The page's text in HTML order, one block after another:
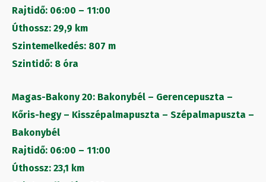
Rajtidő: 06:00 – 11:00
Úthossz: 29,9 km
Szintemelkedés: 807 m
Szintidő: 8 óra
Magas-Bakony 20: Bakonybél – Gerencepuszta –
Kőris-hegy – Kisszépalmapuszta – Szépalmapuszta –
Bakonybél
Rajtidő: 06:00 – 11:00
Úthossz: 23,1 km